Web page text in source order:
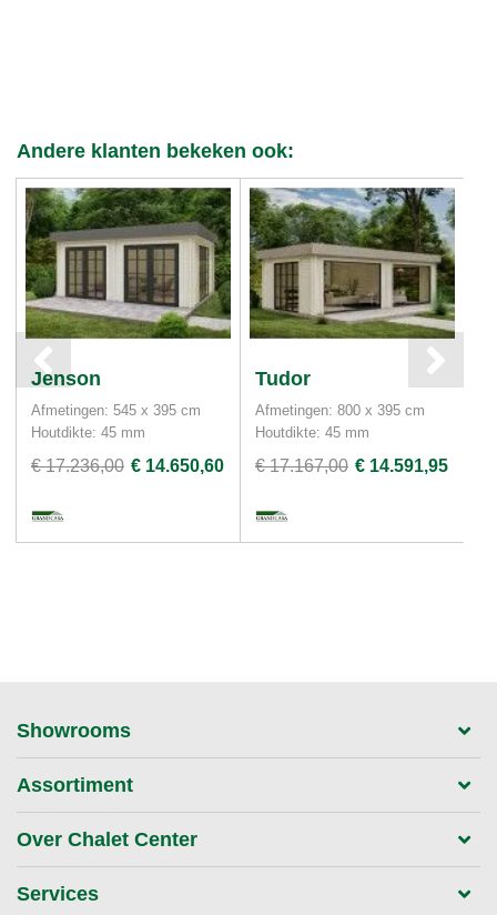
Andere klanten bekeken ook:
Jenson
Afmetingen: 545 x 395 cm
Houtdikte: 45 mm
€ 17.236,00 € 14.650,60
Tudor
Afmetingen: 800 x 395 cm
Houtdikte: 45 mm
€ 17.167,00 € 14.591,95
Showrooms
Assortiment
Over Chalet Center
Services